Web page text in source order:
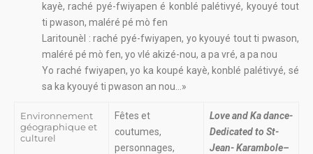
kayè, raché pyé-fwiyapen é konblé palétivyé, kyouyé tout
ti pwason, maléré pé mò fen
Laritounèl : raché pyé-fwiyapen, yo kyouyé tout ti pwason,
maléré pé mò fen, yo vlé akizé-nou, a pa vré, a pa nou
Yo raché fwiyapen, yo ka koupé kayè, konblé palétivyé, sé
sa ka kyouyé ti pwason an nou…»
Environnement
géographique et
culturel
Fêtes et
coutumes,
personnages,
Love and Ka dance-
Dedicated to St-
Jean- Karambole–